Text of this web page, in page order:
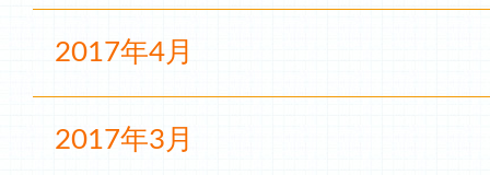
2017年4月
2017年3月